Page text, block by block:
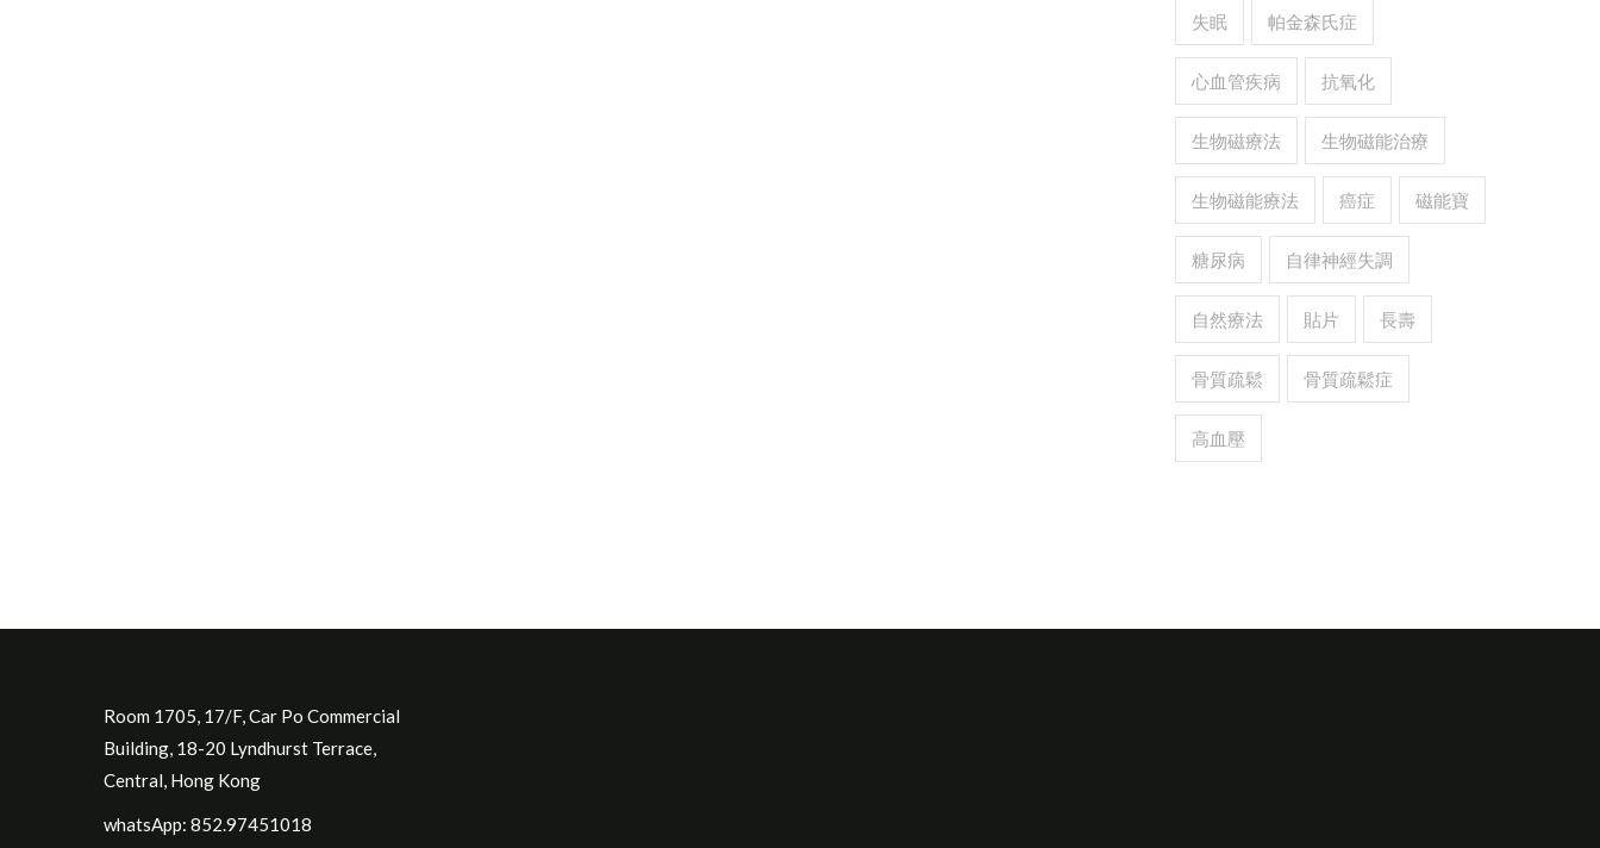
失眠 帕金森氏症
心血管疾病 抗氧化
生物磁療法 生物磁能治療
生物磁能療法 癌症 磁能寶
糖尿病 自律神經失調
自然療法 貼片 長壽
骨質疏鬆 骨質疏鬆症
高血壓
Room 1705, 17/F, Car Po Commercial
Building, 18-20 Lyndhurst Terrace,
Central, Hong Kong
whatsApp: 852.97451018